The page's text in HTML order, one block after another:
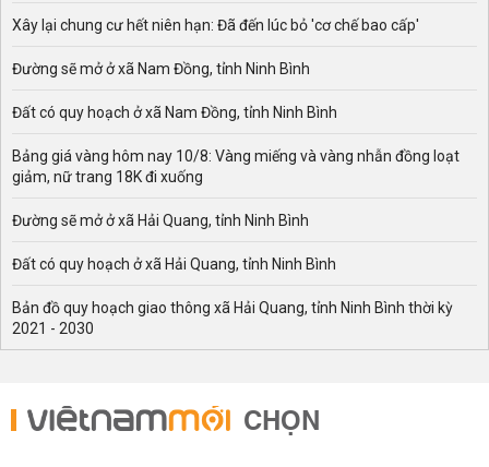
Xây lại chung cư hết niên hạn: Đã đến lúc bỏ 'cơ chế bao cấp'
Đường sẽ mở ở xã Nam Đồng, tỉnh Ninh Bình
Đất có quy hoạch ở xã Nam Đồng, tỉnh Ninh Bình
Bảng giá vàng hôm nay 10/8: Vàng miếng và vàng nhẫn đồng loạt
giảm, nữ trang 18K đi xuống
Đường sẽ mở ở xã Hải Quang, tỉnh Ninh Bình
Đất có quy hoạch ở xã Hải Quang, tỉnh Ninh Bình
Bản đồ quy hoạch giao thông xã Hải Quang, tỉnh Ninh Bình thời kỳ
2021 - 2030
CHỌN